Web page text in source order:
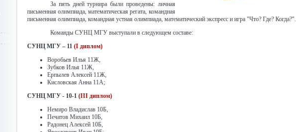
За пять дней турнира были проведены: личная
письменная олимпиада, математическая регата, командная
письменная олимпиада, командная устная олимпиада, математический экспресс и игра "Что? Где? Когда?".
Команды СУНЦ МГУ выступали в следующем составе:
СУНЦ МГУ – 11 (I диплом)
Воробьев Илья 11Ж,
Зубков Илья 11Ж,
Ерпылев Алексей 11Ж,
Кисловская Анна 11А;
СУНЦ МГУ - 10-1 (III диплом)
Немиро Владислав 10Б,
Печатов Михаил 10Б,
Радонец Алексей 10Б,